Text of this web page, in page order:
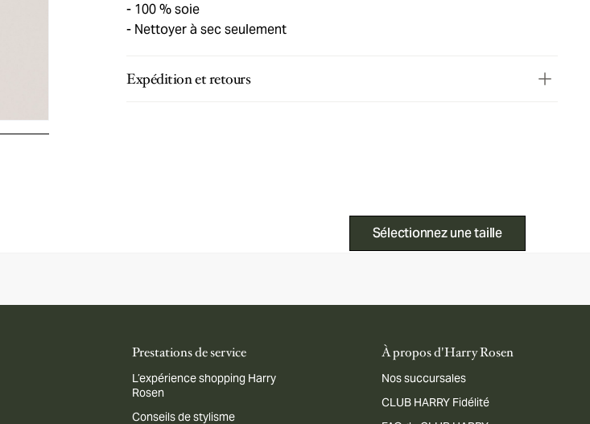
100 % soie
Nettoyer à sec seulement
Expédition et retours
Sélectionnez une taille
Prestations de service
L’expérience shopping Harry
Rosen
Conseils de stylisme
À propos d'Harry Rosen
Nos succursales
CLUB HARRY Fidélité